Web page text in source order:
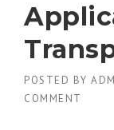
POSTED BY
COMMENT